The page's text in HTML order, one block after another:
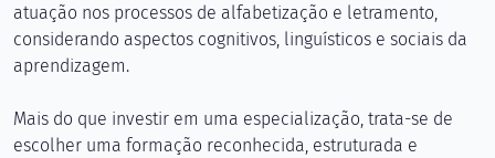
atuação nos processos de alfabetização e letramento,
considerando aspectos cognitivos, linguísticos e sociais da
aprendizagem.
Mais do que investir em uma especialização, trata-se de
escolher uma formação reconhecida, estruturada e